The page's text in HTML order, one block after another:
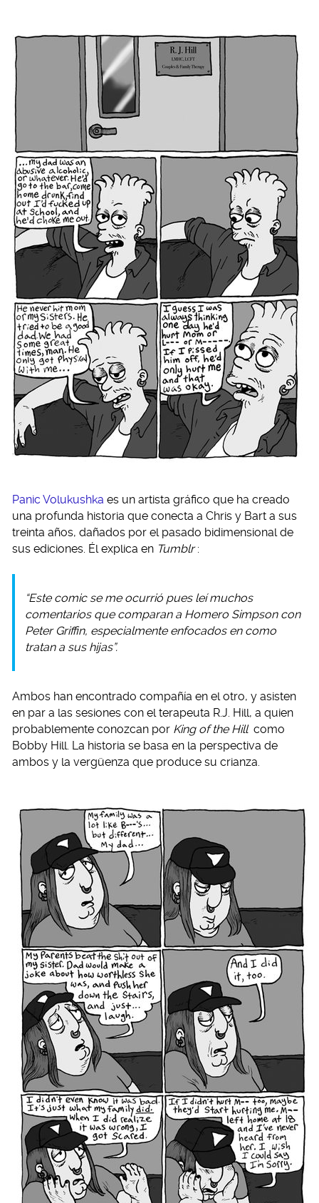
Panic Volukushka es un artista gráfico que ha creado
una profunda historia que conecta a Chris y Bart a sus
treinta años, dañados por el pasado bidimensional de
sus ediciones. Él explica en Tumblr :
“Este comic se me ocurrió pues leí muchos
comentarios que comparan a Homero Simpson con
Peter Griffin, especialmente enfocados en como
tratan a sus hijas”.
Ambos han encontrado compañía en el otro, y asisten
en par a las sesiones con el terapeuta R.J. Hill, a quien
probablemente conozcan por King of the Hill como
Bobby Hill. La historia se basa en la perspectiva de
ambos y la vergüenza que produce su crianza.